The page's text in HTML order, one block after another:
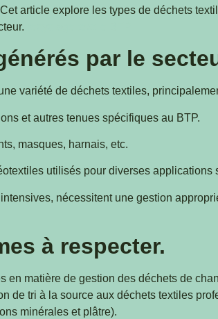
article explore les types de déchets
par le
variété de déchets textiles,
et autres tenues spécifiques au BTP.
masques, harnais, etc.
utilisés pour diverses applications
nécessitent une gestion
à respecter.
matière de gestion des déchets de
de tri à la source aux déchets textiles
minérales et plâtre).